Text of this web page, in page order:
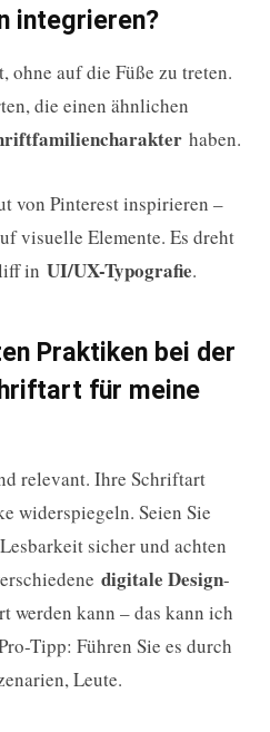
integrieren?
ohne auf die Füße zu treten.
die einen ähnlichen
haben.
von Pinterest inspirieren –
visuelle Elemente. Es dreht
in UI/UX-Typografie.
Praktiken bei der
für meine
relevant. Ihre Schriftart
widerspiegeln. Seien Sie
sicher und achten
digitale Design-
werden kann – das kann ich
Tipp: Führen Sie es durch
Leute.